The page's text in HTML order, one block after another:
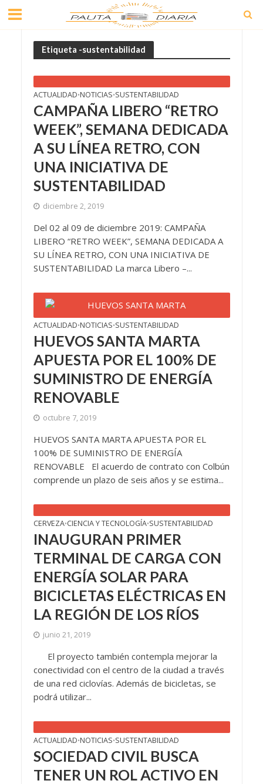
Etiqueta -sustentabilidad
ACTUALIDAD•NOTICIAS•SUSTENTABILIDAD
CAMPAÑA LIBERO “RETRO
WEEK”, SEMANA DEDICADA
A SU LÍNEA RETRO, CON
UNA INICIATIVA DE
SUSTENTABILIDAD
diciembre 2, 2019
Del 02 al 09 de diciembre 2019: CAMPAÑA
LIBERO “RETRO WEEK”, SEMANA DEDICADA A
SU LÍNEA RETRO, CON UNA INICIATIVA DE
SUSTENTABILIDAD La marca Libero –...
ACTUALIDAD•NOTICIAS•SUSTENTABILIDAD
HUEVOS SANTA MARTA
APUESTA POR EL 100% DE
SUMINISTRO DE ENERGÍA
RENOVABLE
octubre 7, 2019
HUEVOS SANTA MARTA APUESTA POR EL
100% DE SUMINISTRO DE ENERGÍA
RENOVABLE El acuerdo de contrato con Colbún
comprende un plazo de seis años y se estima...
CERVEZA•CIENCIA Y TECNOLOGÍA•SUSTENTABILIDAD
INAUGURAN PRIMER
TERMINAL DE CARGA CON
ENERGÍA SOLAR PARA
BICICLETAS ELÉCTRICAS EN
LA REGIÓN DE LOS RÍOS
junio 21, 2019
El proyecto también contempla mejorar la
conectividad con el centro de la ciudad a través
de una red ciclovías. Además de bicicletas, se
podrá utilizar...
ACTUALIDAD•NOTICIAS•SUSTENTABILIDAD
SOCIEDAD CIVIL BUSCA
TENER UN ROL ACTIVO EN